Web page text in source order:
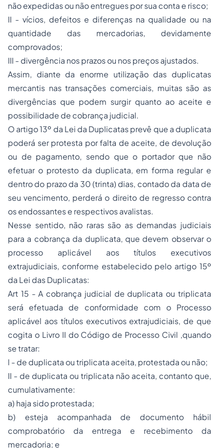
não expedidas ou não entregues por sua conta e risco;
II - vícios, defeitos e diferenças na qualidade ou na
quantidade das mercadorias, devidamente
comprovados;
III - divergência nos prazos ou nos preços ajustados.
Assim, diante da enorme utilização das duplicatas
mercantis nas transações comerciais, muitas são as
divergências que podem surgir quanto ao aceite e
possibilidade de cobrança judicial.
O artigo 13º da Lei da Duplicatas prevê que a duplicata
poderá ser protesta por falta de aceite, de devolução
ou de pagamento, sendo que o portador que não
efetuar o protesto da duplicata, em forma regular e
dentro do prazo da 30 (trinta) dias, contado da data de
seu vencimento, perderá o direito de regresso contra
os endossantes e respectivos avalistas.
Nesse sentido, não raras são as demandas judiciais
para a cobrança da duplicata, que devem observar o
processo aplicável aos títulos executivos
extrajudiciais, conforme estabelecido pelo artigo 15º
da Lei das Duplicatas:
Art 15 - A cobrança judicial de duplicata ou triplicata
será efetuada de conformidade com o Processo
aplicável aos títulos executivos extrajudiciais, de que
cogita o Livro II do Código de Processo Civil ,quando
se tratar:
l - de duplicata ou triplicata aceita, protestada ou não;
II - de duplicata ou triplicata não aceita, contanto que,
cumulativamente:
a) haja sido protestada;
b) esteja acompanhada de documento hábil
comprobatório da entrega e recebimento da
mercadoria; e